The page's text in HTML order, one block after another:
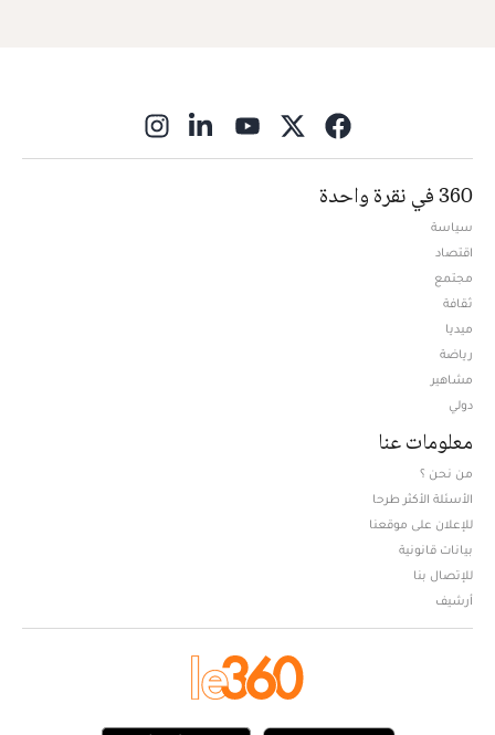
360 في نقرة واحدة
سياسة
اقتصاد
مجتمع
ثقافة
ميديا
رياضة
مشاهير
دولي
معلومات عنا
من نحن ؟
الأسئلة الأكثر طرحا
للإعلان على موقعنا
بيانات قانونية
للإتصال بنا
أرشيف